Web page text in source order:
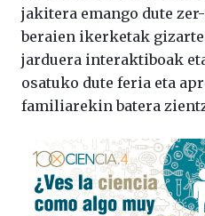
jakitera emango dute
beraien ikerketak
jarduera interaktiboak
osatuko dute feria eta
familiarekin batera